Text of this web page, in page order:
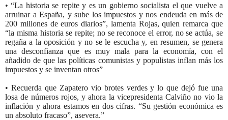
• “La historia se repite y es un gobierno socialista el que vuelve a
arruinar a España, y sube los impuestos y nos endeuda en más de
200 millones de euros diarios”, lamenta Rojas, quien remarca que
“la misma historia se repite; no se reconoce el error, no se actúa, se
regaña a la oposición y no se le escucha y, en resumen, se genera
una desconfianza que es muy mala para la economía, con el
añadido de que las políticas comunistas y populistas inflan más los
impuestos y se inventan otros”
• Recuerda que Zapatero vio brotes verdes y lo que dejó fue una
losa de números rojos, y ahora la vicepresidenta Calviño no vio la
inflación y ahora estamos en dos cifras. “Su gestión económica es
un absoluto fracaso”, asevera.”